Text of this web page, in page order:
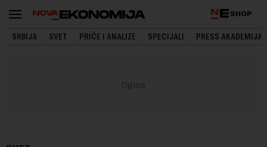
SHOP
SRBIJA SVET PRIČE I ANALIZE SPECIJALI PRESS AKADEMIJA